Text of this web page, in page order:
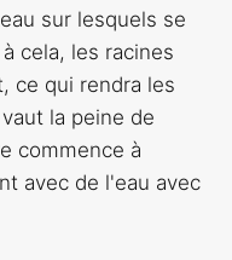
sur lesquels se
cela, les racines
ce qui rendra les
la peine de
commence à
avec de l'eau avec